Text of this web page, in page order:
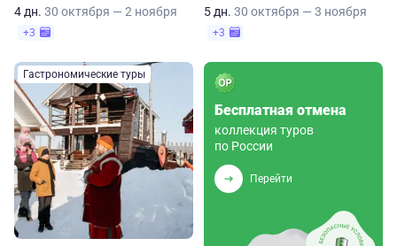
4 дн. 30 октября — 2 ноября
+3
5 дн. 30 октября — 3 ноября
+3
Гастрономические туры
Бесплатная отмена
коллекция туров
по России
Перейти